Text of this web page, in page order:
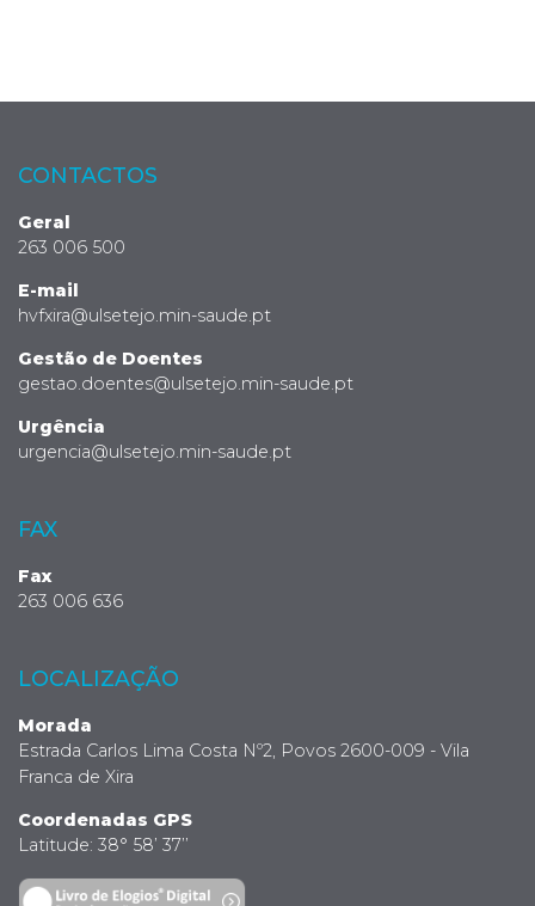
CONTACTOS
Geral
263 006 500
E-mail
hvfxira@ulsetejo.min-saude.pt
Gestão de Doentes
gestao.doentes@ulsetejo.min-saude.pt
Urgência
urgencia@ulsetejo.min-saude.pt
FAX
Fax
263 006 636
LOCALIZAÇÃO
Morada
Estrada Carlos Lima Costa Nº2, Povos 2600-009 - Vila
Franca de Xira
Coordenadas GPS
Latitude: 38° 58’ 37’’